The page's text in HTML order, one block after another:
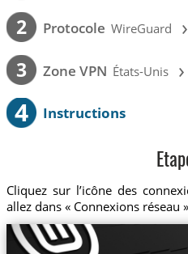
2 Protocole WireGuard ›
3 Zone VPN États-Unis ›
4 Instructions
Cliquez sur l’icône des
allez dans « Connexions réseau »